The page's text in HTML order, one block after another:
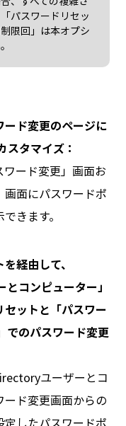
パスワードリセッ
限回」は本オプシ
ド変更のページに
スタマイズ：
ード変更」画面お
面にパスワードポ
きます。
経由して、
コンピューター」
ットと「パスワー
のパスワード変更
ユーザーとコ
ド変更画面からの